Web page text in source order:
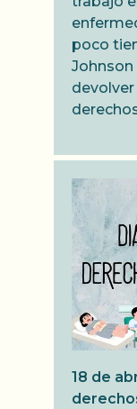
poco
Johnson
devolver
18 de